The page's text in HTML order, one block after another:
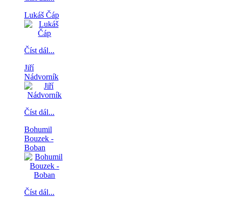
Lukáš Čáp
Číst dál...
Jiří
Nádvorník
Číst dál...
Bohumil
Bouzek -
Boban
Číst dál...